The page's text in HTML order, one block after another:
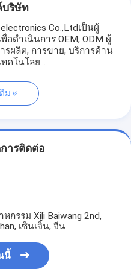
บริษัท
Co.,Ltdเป็นผู้
ดำเนินการ OEM, ODM ผู้
ผลิต, การขาย, บริการด้าน
คโนโลย...
ม
ารติดต่อ
กรรม Xili Baiwang 2nd,
เซินเจิ้น, จีน
นี้